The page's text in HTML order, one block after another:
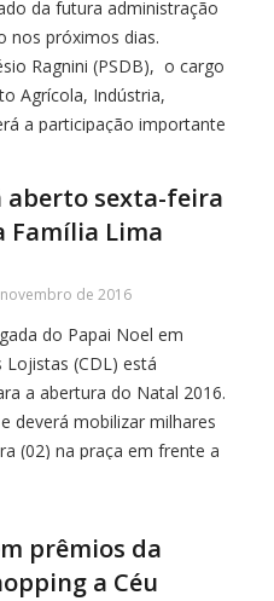
da futura administração
nos próximos dias.
Ragnini (PSDB), o cargo
Agrícola, Indústria,
a participação importante
aberto sexta-feira
Família Lima
de 2016
do Papai Noel em
Lojistas (CDL) está
a abertura do Natal 2016.
deverá mobilizar milhares
(02) na praça em frente a
prêmios da
a Céu